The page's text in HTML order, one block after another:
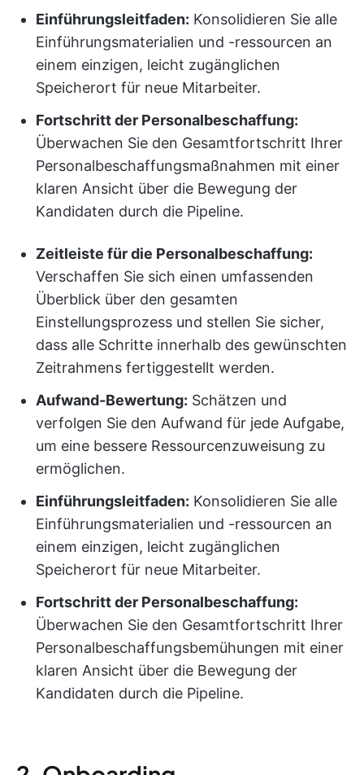
Einführungsleitfaden: Konsolidieren Sie alle
Einführungsmaterialien und -ressourcen an
einem einzigen, leicht zugänglichen
Speicherort für neue Mitarbeiter.
Fortschritt der Personalbeschaffung:
Überwachen Sie den Gesamtfortschritt Ihrer
Personalbeschaffungsmaßnahmen mit einer
klaren Ansicht über die Bewegung der
Kandidaten durch die Pipeline.
Zeitleiste für die Personalbeschaffung:
Verschaffen Sie sich einen umfassenden
Überblick über den gesamten
Einstellungsprozess und stellen Sie sicher,
dass alle Schritte innerhalb des gewünschten
Zeitrahmens fertiggestellt werden.
Aufwand-Bewertung: Schätzen und
verfolgen Sie den Aufwand für jede Aufgabe,
um eine bessere Ressourcenzuweisung zu
ermöglichen.
Einführungsleitfaden: Konsolidieren Sie alle
Einführungsmaterialien und -ressourcen an
einem einzigen, leicht zugänglichen
Speicherort für neue Mitarbeiter.
Fortschritt der Personalbeschaffung:
Überwachen Sie den Gesamtfortschritt Ihrer
Personalbeschaffungsbemühungen mit einer
klaren Ansicht über die Bewegung der
Kandidaten durch die Pipeline.